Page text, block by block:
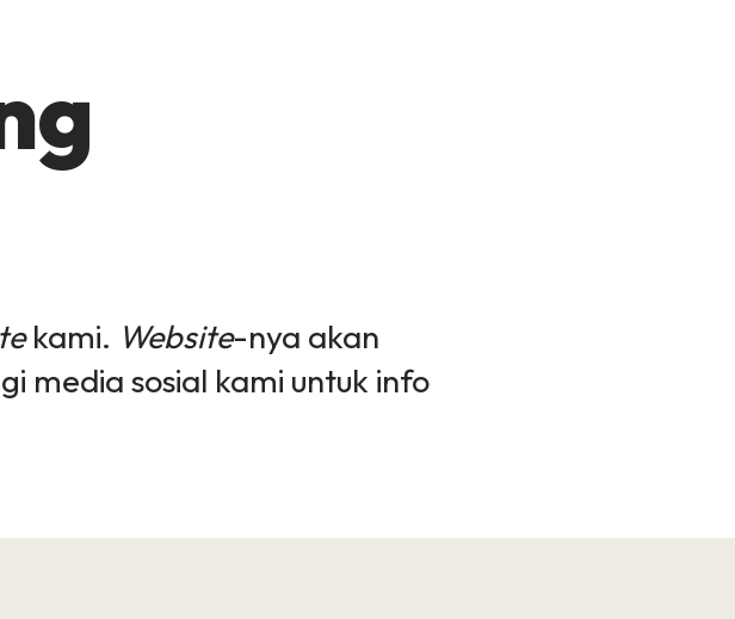
kami. Website-nya akan
media sosial kami untuk info